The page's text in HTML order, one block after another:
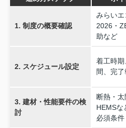
1. 制度の概要確認
みらい
2026・
助など
2. スケジュール設定
着工時
間、完
3. 建材・性能要件の検
討
断熱・太
HEMSな
必須条件